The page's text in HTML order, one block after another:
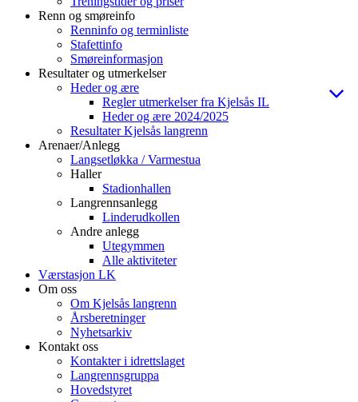
Renn og smøreinfo
Renninfo og terminliste
Stafettinfo
Smøreinformasjon
Resultater og utmerkelser
Heder og ære
Regler utmerkelser fra Kjelsås IL
Heder og ære 2024/2025
Resultater Kjelsås langrenn
Arenaer/Anlegg
Langsetløkka / Varmestua
Haller
Stadionhallen
Langrennsanlegg
Linderudkollen
Andre anlegg
Utegymmen
Alle aktiviteter
Værstasjon LK
Om oss
Om Kjelsås langrenn
Årsberetninger
Nyhetsarkiv
Kontakt oss
Kontakter i idrettslaget
Langrennsgruppa
Hovedstyret